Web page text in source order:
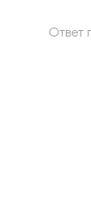
Ответ